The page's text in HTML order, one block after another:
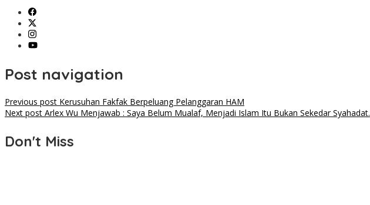
Post navigation
Previous post Kerusuhan Fakfak Berpeluang Pelanggaran HAM
Next post Arlex Wu Menjawab : Saya Belum Mualaf, Menjadi Islam Itu Bukan Sekedar Syahadat.
Don't Miss